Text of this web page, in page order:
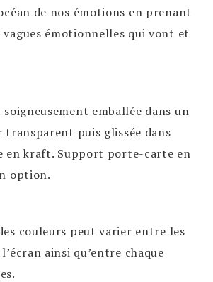
de nos émotions en prenant
vagues émotionnelles qui vont et
emballée dans un
transparent puis glissée dans
en kraft. Support porte-carte en
option.
couleurs peut varier entre les
ainsi qu’entre chaque